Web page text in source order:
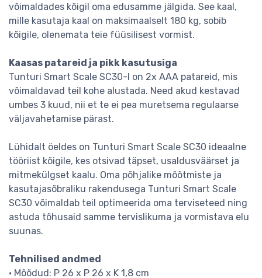
võimaldades kõigil oma edusamme jälgida. See kaal,
mille kasutaja kaal on maksimaalselt 180 kg, sobib
kõigile, olenemata teie füüsilisest vormist.
Kaasas patareid ja pikk kasutusiga
Tunturi Smart Scale SC30-l on 2x AAA patareid, mis
võimaldavad teil kohe alustada. Need akud kestavad
umbes 3 kuud, nii et te ei pea muretsema regulaarse
väljavahetamise pärast.
Lühidalt öeldes on Tunturi Smart Scale SC30 ideaalne
tööriist kõigile, kes otsivad täpset, usaldusväärset ja
mitmekülgset kaalu. Oma põhjalike mõõtmiste ja
kasutajasõbraliku rakendusega Tunturi Smart Scale
SC30 võimaldab teil optimeerida oma terviseteed ning
astuda tõhusaid samme tervislikuma ja vormistava elu
suunas.
Tehnilised andmed
• Mõõdud: P 26 x P 26 x K 1,8 cm